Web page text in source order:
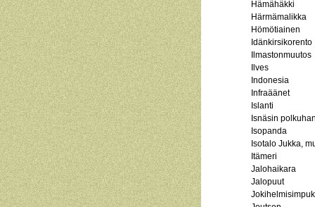
Hämähäkki
Härmämalikka
Hömötiainen
Idänkirsikorento
Ilmastonmuutos
Ilves
Indonesia
Infraäänet
Islanti
Isnäsin
Isopanda
Isotalo Jukka,
Itämeri
Jalohaikara
Jalopuut